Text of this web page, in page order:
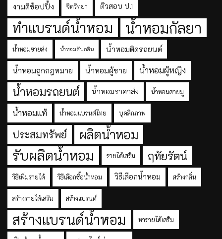
งามดีช้อปปิ้ง จิตวิทยา ติวสอบ ป.1
ทำแบรนด์น้ำหอม น้ำหอมกัลยา
น้ำหอมขายส่ง น้ำหอมดับกลิ่น น้ำหอมติดรถยนต์
น้ำหอมถูกกฎหมาย น้ำหอมผู้ชาย น้ำหอมผู้หญิง
น้ำหอมรถยนต์ น้ำหอมราคาส่ง น้ำหอมสายมู
น้ำหอมแท้ น้ำหอมแบรนด์ไทย บุคลิกภาพ
ประสมทรัพย์ ผลิตน้ำหอม
รับผลิตน้ำหอม รายได้เสริม ฤทัยรัตน์
วิธีเพิ่มรายได้ วิธีเลือกซื้อน้ำหอม วิธีเลือกน้ำหอม สร้างกลิ่น
สร้างรายได้เสริม สร้างแบรนด์
สร้างแบรนด์น้ำหอม หารายได้เสริม